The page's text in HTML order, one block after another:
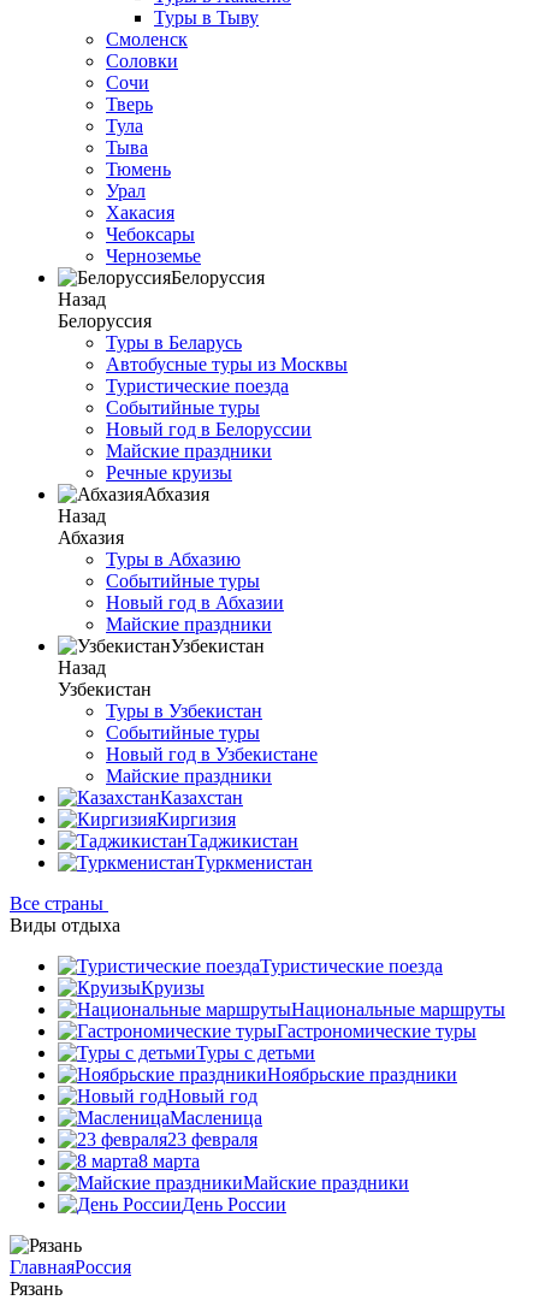
Туры в Тыву
Смоленск
Соловки
Сочи
Тверь
Тула
Тыва
Тюмень
Урал
Хакасия
Чебоксары
Черноземье
Белоруссия
Назад
Белоруссия
Туры в Беларусь
Автобусные туры из Москвы
Туристические поезда
Событийные туры
Новый год в Белоруссии
Майские праздники
Речные круизы
Абхазия
Назад
Абхазия
Туры в Абхазию
Событийные туры
Новый год в Абхазии
Майские праздники
Узбекистан
Назад
Узбекистан
Туры в Узбекистан
Событийные туры
Новый год в Узбекистане
Майские праздники
Казахстан
Киргизия
Таджикистан
Туркменистан
Все страны
Виды отдыха
Туристические поезда
Круизы
Национальные маршруты
Гастрономические туры
Туры с детьми
Ноябрьские праздники
Новый год
Масленица
23 февраля
8 марта
Майские праздники
День России
ГлавнаяРоссия
Рязань